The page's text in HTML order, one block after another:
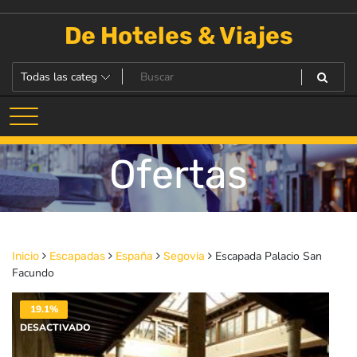
De Hoteles & Viajes
Ofertas
Inicio Escapadas España Segovia
Escapada Palacio San
Facundo
19.1%
DESACTIVADO